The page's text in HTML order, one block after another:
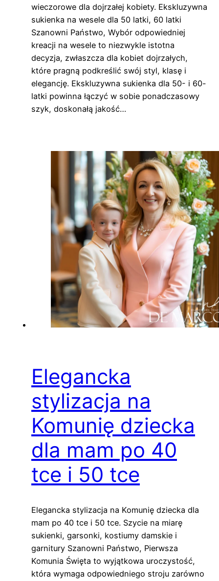
wieczorowe dla dojrzałej kobiety. Ekskluzywna
sukienka na wesele dla 50 latki, 60 latki
Szanowni Państwo, Wybór odpowiedniej
kreacji na wesele to niezwykle istotna
decyzja, zwłaszcza dla kobiet dojrzałych,
które pragną podkreślić swój styl, klasę i
elegancję. Ekskluzywna sukienka dla 50- i 60-
latki powinna łączyć w sobie ponadczasowy
szyk, doskonałą jakość…
Elegancka
stylizacja na
Komunię dziecka
dla mam po 40
tce i 50 tce
Elegancka stylizacja na Komunię dziecka dla
mam po 40 tce i 50 tce. Szycie na miarę
sukienki, garsonki, kostiumy damskie i
garnitury Szanowni Państwo, Pierwsza
Komunia Święta to wyjątkowa uroczystość,
która wymaga odpowiedniego stroju zarówno